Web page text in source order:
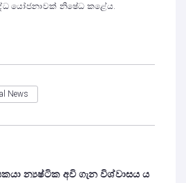
යෝජනාවක් නිෂේධ කළේය.
News
න්‍යෂ්ටික අවි ගැන විශ්වාසය ය